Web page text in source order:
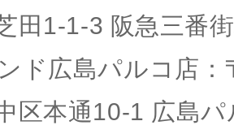
田1-1-3 阪急三番
ド広島パルコ店
区本通10-1 広島